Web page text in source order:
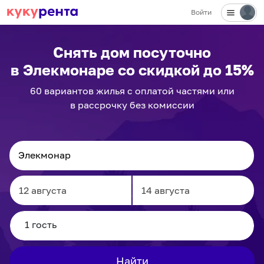
Войти
Снять дом посуточно
в Элекмонаре со скидкой до 15%
60 вариантовжилья с оплатой частями или
в рассрочку без комиссии
Navigate
forward
to
interact
Navigate
to
interact
Найти
✕